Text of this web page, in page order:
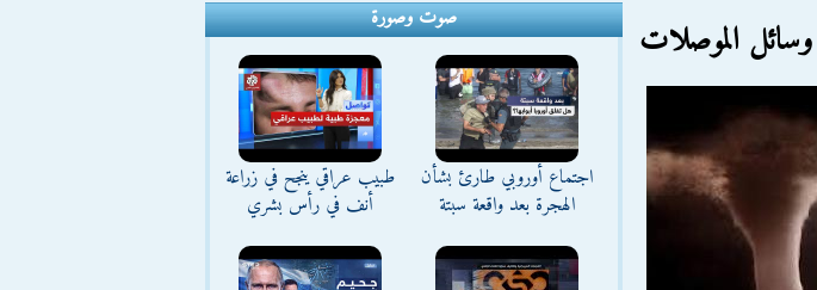
الموصلات صوت وصورة
اجتماع أوروبي طارئ بشأن
الهجرة بعد واقعة سبتة
طبيب عراقي ينجح في زراعة
أنف في رأس بشري